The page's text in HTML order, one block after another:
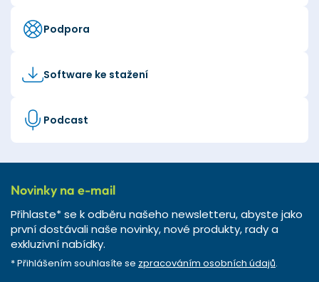
Podpora
Software ke stažení
Podcast
Novinky na e-mail
Přihlaste* se k odběru našeho newsletteru, abyste jako
první dostávali naše novinky, nové produkty, rady a
exkluzivní nabídky.
* Přihlášením souhlasíte se zpracováním osobních údajů.